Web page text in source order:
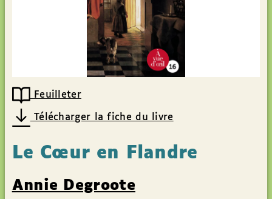
Feuilleter
Télécharger la fiche du livre
Le Cœur en Flandre
Annie Degroote